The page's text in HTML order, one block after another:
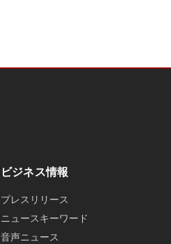
ビジネス情報
プレスリリース
ニュースキーワード
音声ニュース